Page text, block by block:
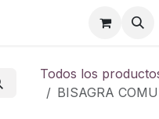
Todos los
BISAGRA